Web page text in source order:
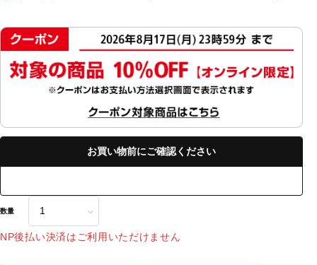
お買い物前にご確認ください
数量
NP後払い決済はご利用いただけません